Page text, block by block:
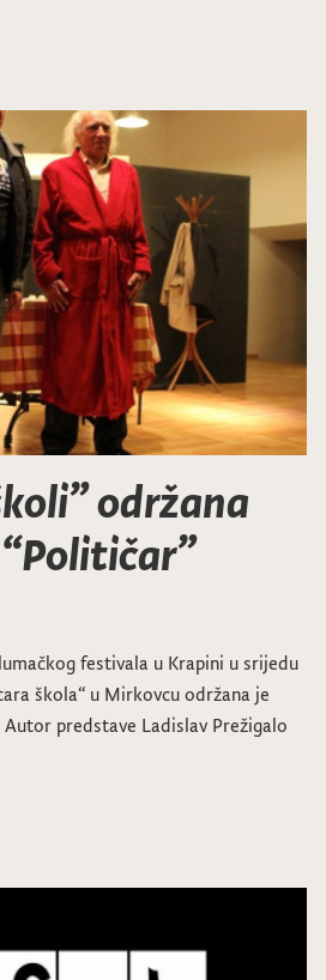
održana
festivala u Krapini u srijedu
škola“ u Mirkovcu održana je
Autor predstave Ladislav Prežigalo